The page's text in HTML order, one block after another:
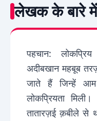
लेखक के बारे में
पहचान:
अदीबखान महबूब
जाते हैं जिन्हें आम
लोकप्रियता
तातारज़ई क़बीले से